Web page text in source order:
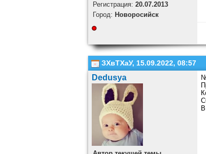
Регистрация: 20.07.2013
Город: Новоросийск
ЗХвТХаУ, 15.09.2022, 08:57
Dedusya